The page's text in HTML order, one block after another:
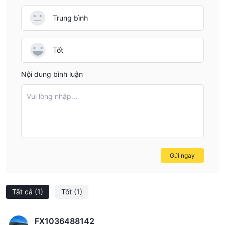
giao dịch công bằng và ổn định thị trường.
Chứng khoán và Hợp đồng tương lai (SFC) của Hồng Kông với
giấy phép giao dịch chứng khoán (Số giấy phép: BMR281), mà
vượt qua các yêu cầu quy định của SFC.
Điều này có nghĩa là nền tảng vượt xa các nghĩa vụ quy định
tiêu chuẩn, thể hiện cam kết duy trì mức độ tuân thủ và tính
toàn vẹn cao nhất trong hoạt động của mình. Đối với các nhà
nền tảng.
Quản lý giám sát của SFC:
Capital hoạt động trong khuôn khổ quy định được đặt ra bởi Ủy
Tất cả (1) Tốt (1)
FX1036488142
Trung bình
Tốt
Nội dung bình luận
Vui lòng nhập...
Gửi ngay